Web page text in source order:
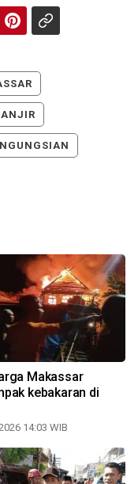
Makassar
kebakaran di
14:03 WIB